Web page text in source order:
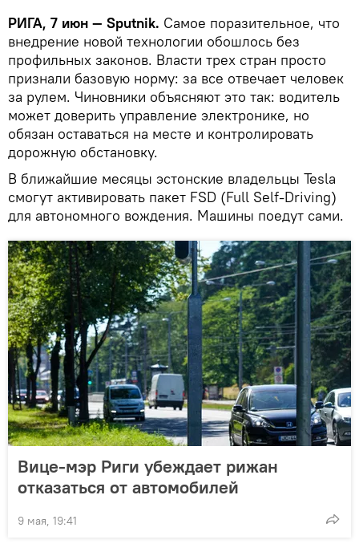
РИГА, 7 июн — Sputnik. Самое поразительное, что
внедрение новой технологии обошлось без
профильных законов. Власти трех стран просто
признали базовую норму: за все отвечает человек
за рулем. Чиновники объясняют это так: водитель
может доверить управление электронике, но
обязан оставаться на месте и контролировать
дорожную обстановку.
В ближайшие месяцы эстонские владельцы Tesla
смогут активировать пакет FSD (Full Self-Driving)
для автономного вождения. Машины поедут сами.
Вице-мэр Риги убеждает рижан
отказаться от автомобилей
9 мая, 19:41